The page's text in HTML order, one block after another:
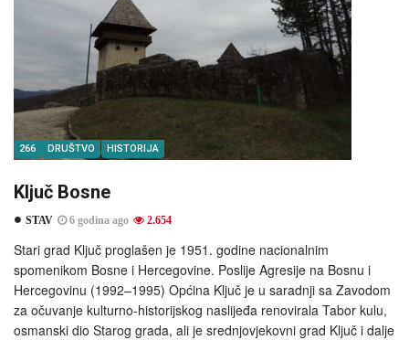
266 DRUŠTVO HISTORIJA
Ključ Bosne
STAV 6 godina ago 2.654
Stari grad Ključ proglašen je 1951. godine nacionalnim
spomenikom Bosne i Hercegovine. Poslije Agresije na Bosnu i
Hercegovinu (1992–1995) Općina Ključ je u saradnji sa Zavodom
za očuvanje kulturno-historijskog naslijeđa renovirala Tabor kulu,
osmanski dio Starog grada, ali je srednjovjekovni grad Ključ i dalje